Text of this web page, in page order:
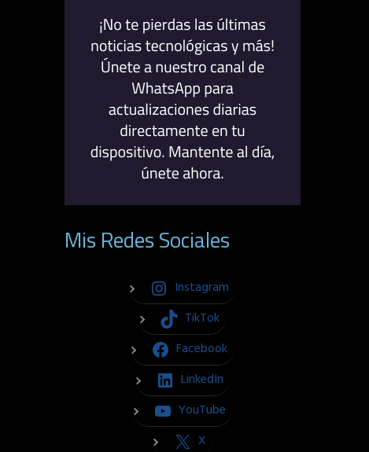
Mis Redes Sociales
Instagram
TikTok
Facebook
LinkedIn
YouTube
X